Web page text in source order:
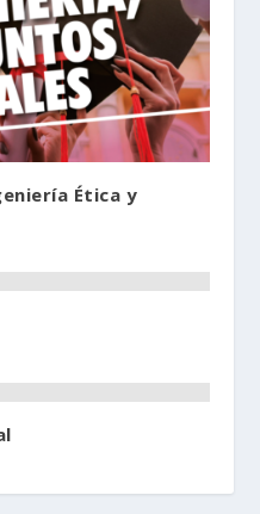
Ética y